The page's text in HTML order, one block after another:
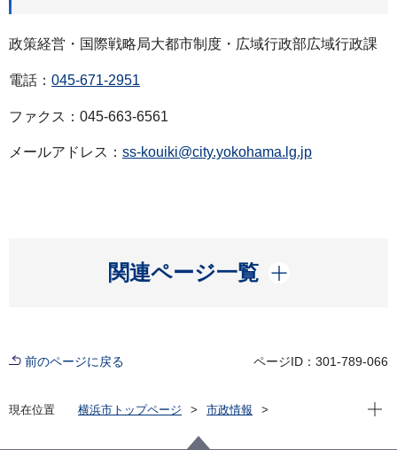
政策経営・国際戦略局大都市制度・広域行政部広域行政課
電話： 045-671-2951
ファクス：045-663-6561
メールアドレス： ss-kouiki@city.yokohama.lg.jp
関連ページ一覧
開く
前のページに戻る ページID：301-789-066
現在位置 横浜市トップページ
市政情報
政策経営・国際戦略局
現在